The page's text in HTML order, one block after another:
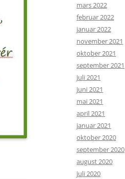
mars 2022
februar 2022
januar 2022
november 2021
oktober 2021
september 2021
juli 2021
juni 2021
mai 2021
april 2021
januar 2021
oktober 2020
september 2020
august 2020
juli 2020